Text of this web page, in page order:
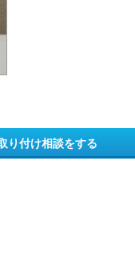
り付け相談をする